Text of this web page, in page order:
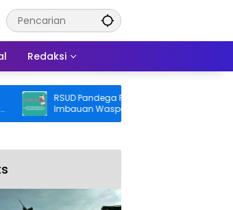
Redaksi
RSUD Pandega Pangandaran Keluarkan
Imbauan Waspada Penipuan